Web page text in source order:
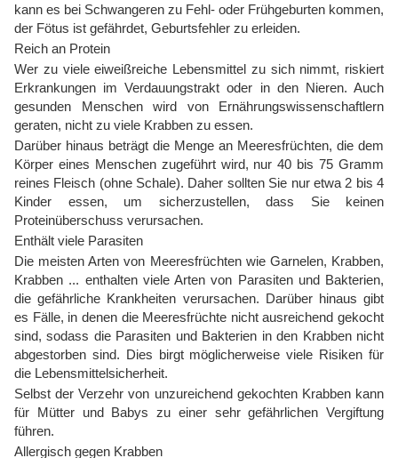
kann es bei Schwangeren zu Fehl- oder Frühgeburten kommen,
der Fötus ist gefährdet, Geburtsfehler zu erleiden.
Reich an Protein
Wer zu viele eiweißreiche Lebensmittel zu sich nimmt, riskiert
Erkrankungen im Verdauungstrakt oder in den Nieren. Auch
gesunden Menschen wird von Ernährungswissenschaftlern
geraten, nicht zu viele Krabben zu essen.
Darüber hinaus beträgt die Menge an Meeresfrüchten, die dem
Körper eines Menschen zugeführt wird, nur 40 bis 75 Gramm
reines Fleisch (ohne Schale). Daher sollten Sie nur etwa 2 bis 4
Kinder essen, um sicherzustellen, dass Sie keinen
Proteinüberschuss verursachen.
Enthält viele Parasiten
Die meisten Arten von Meeresfrüchten wie Garnelen, Krabben,
Krabben ... enthalten viele Arten von Parasiten und Bakterien,
die gefährliche Krankheiten verursachen. Darüber hinaus gibt
es Fälle, in denen die Meeresfrüchte nicht ausreichend gekocht
sind, sodass die Parasiten und Bakterien in den Krabben nicht
abgestorben sind. Dies birgt möglicherweise viele Risiken für
die Lebensmittelsicherheit.
Selbst der Verzehr von unzureichend gekochten Krabben kann
für Mütter und Babys zu einer sehr gefährlichen Vergiftung
führen.
Allergisch gegen Krabben